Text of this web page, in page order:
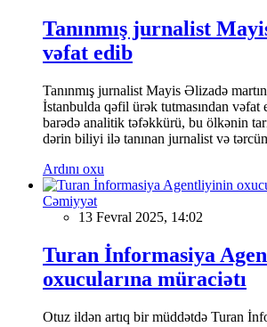
Tanınmış jurnalist
vəfat edib
Tanınmış jurnalist Mayis Əlizadə
İstanbulda qəfil ürək tutmasından
barədə analitik təfəkkürü, bu ölkənin
dərin biliyi ilə tanınan jurnalist və
Ardını oxu
Cəmiyyət
13 Fevral 2025, 14:02
Turan İnformasiya
oxucularına müraciətı
Otuz ildən artıq bir müddətdə Turan